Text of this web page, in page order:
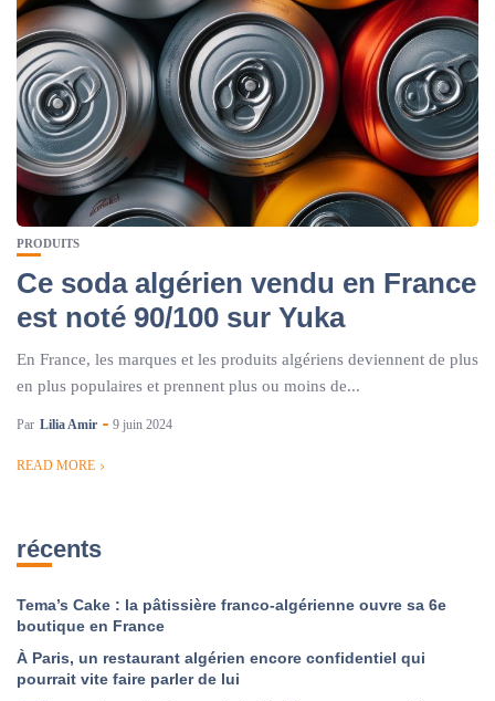
PRODUITS
Ce soda algérien vendu en France
est noté 90/100 sur Yuka
En France, les marques et les produits algériens deviennent de plus
en plus populaires et prennent plus ou moins de...
Par Lilia Amir 9 juin 2024
READ MORE
récents
Tema’s Cake : la pâtissière franco-algérienne ouvre sa 6e
boutique en France
À Paris, un restaurant algérien encore confidentiel qui
pourrait vite faire parler de lui